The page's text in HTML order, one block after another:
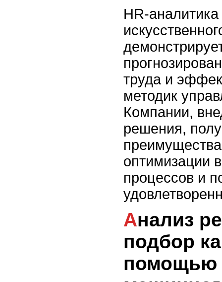
HR-
труда и
методик
Компании,
решения,
преимущества
оптимизации
процессов и
Анализ резюме и
подбор
помощью